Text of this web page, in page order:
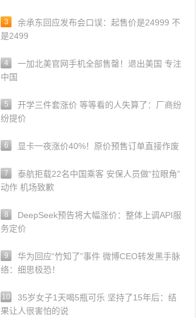
3
余承东回应发布会口误：起售价是24999 不
是2499
4
一加北美官网手机全部售罄！退出美国 专注
中国
5
开学三件套涨价 等等看的人失算了：厂商纷
纷提价
6 显卡一夜涨价40%！原价预售订单直接作废
7
泰航拒载22名中国乘客 安保人员做“拉眼角”
动作 机场致歉
8
DeepSeek预告将大幅涨价：整体上调API服
务定价
9
华为回应“竹知了”事件 微博CEO转发黑手脉
络：细思极恐！
10
35岁女子1天喝5瓶可乐 坚持了15年后：结
果让人很害怕的说